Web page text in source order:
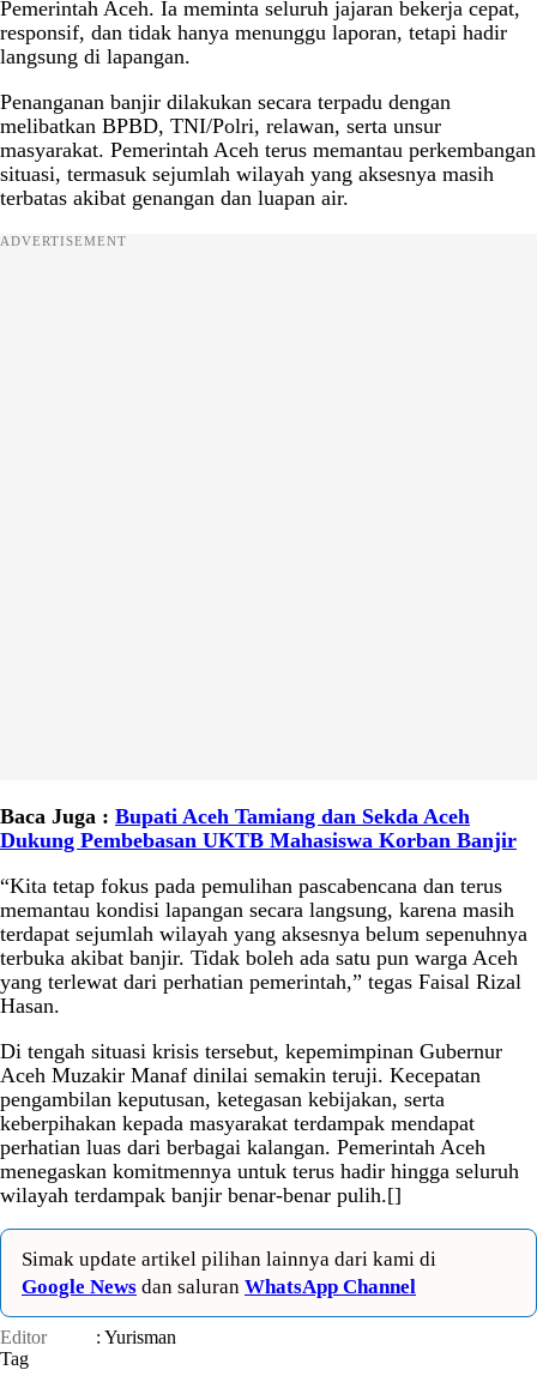
Pemerintah Aceh. Ia meminta seluruh jajaran bekerja cepat,
responsif, dan tidak hanya menunggu laporan, tetapi hadir
langsung di lapangan.
Penanganan banjir dilakukan secara terpadu dengan
melibatkan BPBD, TNI/Polri, relawan, serta unsur
masyarakat. Pemerintah Aceh terus memantau perkembangan
situasi, termasuk sejumlah wilayah yang aksesnya masih
terbatas akibat genangan dan luapan air.
ADVERTISEMENT
Baca Juga : Bupati Aceh Tamiang dan Sekda Aceh
Dukung Pembebasan UKTB Mahasiswa Korban Banjir
“Kita tetap fokus pada pemulihan pascabencana dan terus
memantau kondisi lapangan secara langsung, karena masih
terdapat sejumlah wilayah yang aksesnya belum sepenuhnya
terbuka akibat banjir. Tidak boleh ada satu pun warga Aceh
yang terlewat dari perhatian pemerintah,” tegas Faisal Rizal
Hasan.
Di tengah situasi krisis tersebut, kepemimpinan Gubernur
Aceh Muzakir Manaf dinilai semakin teruji. Kecepatan
pengambilan keputusan, ketegasan kebijakan, serta
keberpihakan kepada masyarakat terdampak mendapat
perhatian luas dari berbagai kalangan. Pemerintah Aceh
menegaskan komitmennya untuk terus hadir hingga seluruh
wilayah terdampak banjir benar-benar pulih.[]
Simak update artikel pilihan lainnya dari kami di
Google News dan saluran WhatsApp Channel
Editor
: Yurisman
Tag